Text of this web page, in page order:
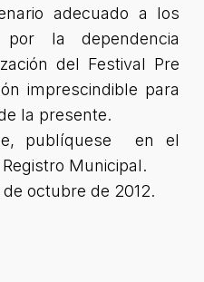
adecuado a los
por la dependencia
del Festival Pre
imprescindible para
la presente.
publíquese en el
Municipal.
de octubre de 2012.